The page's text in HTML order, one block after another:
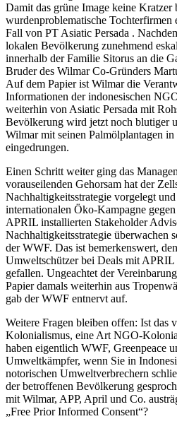
Damit das grüne Image keine Kratzer
wurdenproblematische Tochterfirmen
Fall von PT Asiatic Persada .
lokalen Bevölkerung zunehmend
innerhalb der Familie Sitorus an die
Bruder des Wilmar Co-Gründers
Auf dem Papier ist Wilmar die
Informationen der indonesischen
weiterhin von Asiatic Persada mit
Bevölkerung wird jetzt noch blutiger
Wilmar mit seinen Palmölplantagen
eingedrungen.
Einen Schritt weiter ging das
vorauseilenden Gehorsam hat der
Nachhaltigkeitsstrategie vorgelegt
internationalen Öko-Kampagne
APRIL installierten Stakeholder
Nachhaltigkeitsstrategie überwachen
der WWF. Das ist bemerkenswert,
Umweltschützer bei Deals mit APRIL
gefallen. Ungeachtet der
Papier damals weiterhin aus
gab der WWF entnervt auf.
Weitere Fragen bleiben offen: Ist das
Kolonialismus, eine Art NGO-
haben eigentlich WWF, Greenpeace
Umweltkämpfer, wenn Sie in
notorischen Umweltverbrechern
der betroffenen Bevölkerung
mit Wilmar, APP, April und Co.
„Free Prior Informed Consent“?